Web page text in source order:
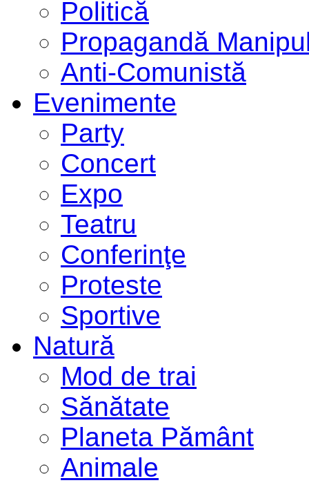
Politică
Propagandă
Anti-Comunistă
Evenimente
Party
Concert
Expo
Teatru
Conferinţe
Proteste
Sportive
Natură
Mod de trai
Sănătate
Planeta Pământ
Animale